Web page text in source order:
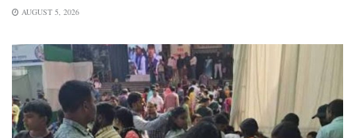
AUGUST 5, 2026